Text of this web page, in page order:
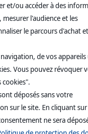
polydipsie(PUPD). Il
diabète ou uneaffection
votre animal
quand le chat
et/ou accéder à des
l'audience et les
le parcours d'achat
de vos appareils
Vous pouvez révoquer
déposés sans votre
sur le site. En cliquant sur
ne sera